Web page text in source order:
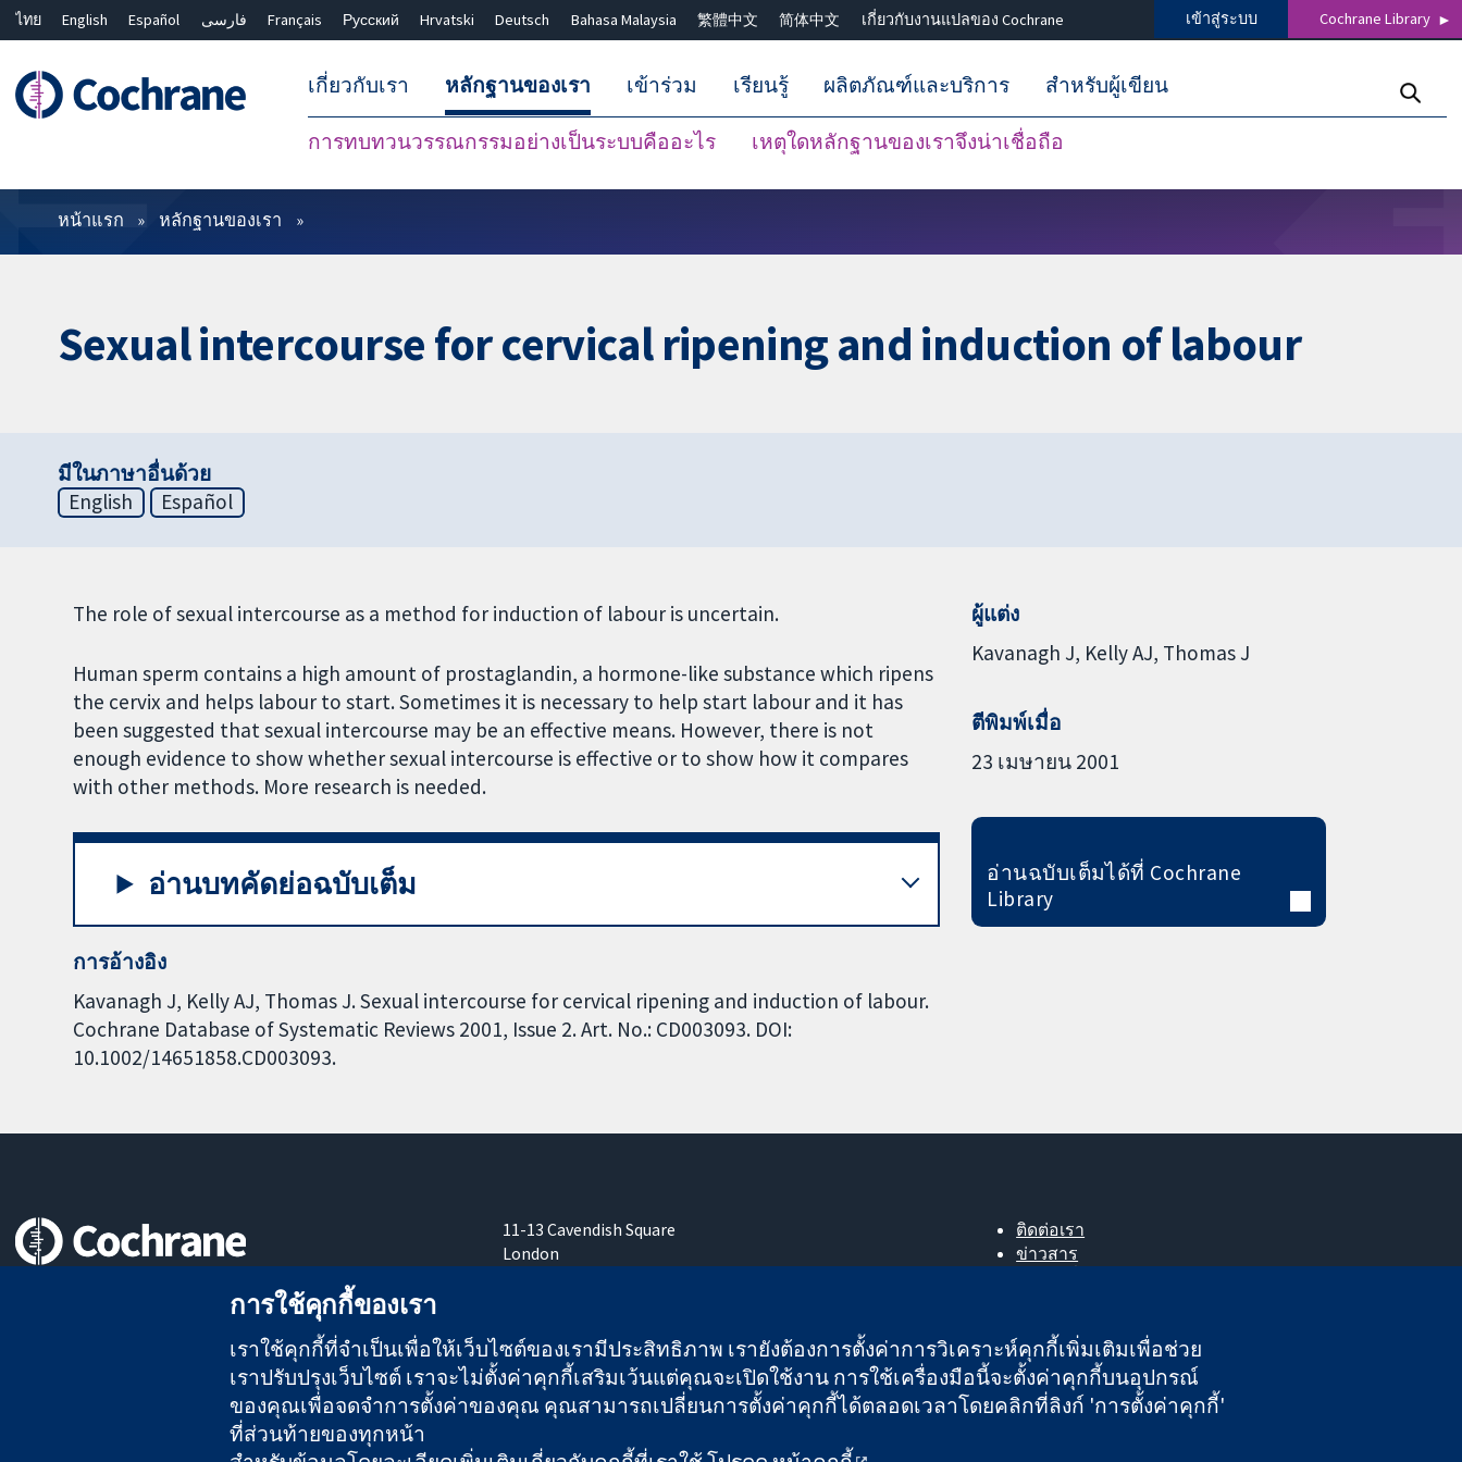
ไทย English Español فارسی Français Русский Hrvatski Deutsch Bahasa Malaysia 繁體中文 简体中文 เกี่ยวกับงานแปลของ Cochrane เข้าสู่ระบบ Cochrane Library
เกี่ยวกับเรา หลักฐานของเรา
การทบทวนวรรณกรรมอย่างเป็นระบบคืออะไร เหตุใดหลักฐานของเราจึงน่าเชื่อถือ
เข้าร่วม เรียนรู้ ผลิตภัณฑ์และบริการ สำหรับผู้เขียน
ตัวกรอง
หน้าแรก หลักฐานของเรา
Sexual intercourse for cervical ripening and induction of labour
มีในภาษาอื่นด้วย
English
Español
The role of sexual intercourse as a method for induction of labour is uncertain.
Human sperm contains a high amount of prostaglandin, a hormone-like substance which ripens
the cervix and helps labour to start. Sometimes it is necessary to help start labour and it has
been suggested that sexual intercourse may be an effective means. However, there is not
enough evidence to show whether sexual intercourse is effective or to show how it compares
with other methods. More research is needed.
อ่านบทคัดย่อฉบับเต็ม
การอ้างอิง
Kavanagh J, Kelly AJ, Thomas J. Sexual intercourse for cervical ripening and induction of labour.
Cochrane Database of Systematic Reviews 2001, Issue 2. Art. No.: CD003093. DOI:
10.1002/14651858.CD003093.
ผู้แต่ง
Kavanagh J Kelly AJ Thomas J
ตีพิมพ์เมื่อ
23 เมษายน 2001
อ่านฉบับเต็มได้ที่ Cochrane
Library
11-13 Cavendish Square
London
ติดต่อเรา
ข่าวสาร
Cochrane Library
The Cochrane Collaboration เป็นองค์กรการกุศล (เลขที่ 1045921) และบริษัทจำกัดโดยการค้ำประกัน (เลขที่ 03044323) ที่จดทะเบียนในอังกฤษและเวลส์ หมายเลขจดทะเบียนภาษีมูลค่าเพิ่ม GB 718 2127 49
การใช้คุกกี้ของเรา
เราใช้คุกกี้ที่จำเป็นเพื่อให้เว็บไซต์ของเรามีประสิทธิภาพ เรายังต้องการตั้งค่าการวิเคราะห์คุกกี้เพิ่มเติมเพื่อช่วย
เราปรับปรุงเว็บไซต์ เราจะไม่ตั้งค่าคุกกี้เสริมเว้นแต่คุณจะเปิดใช้งาน การใช้เครื่องมือนี้จะตั้งค่าคุกกี้บนอุปกรณ์
ของคุณเพื่อจดจำการตั้งค่าของคุณ คุณสามารถเปลี่ยนการตั้งค่าคุกกี้ได้ตลอดเวลาโดยคลิกที่ลิงก์ 'การตั้งค่าคุกกี้'
ที่ส่วนท้ายของทุกหน้า